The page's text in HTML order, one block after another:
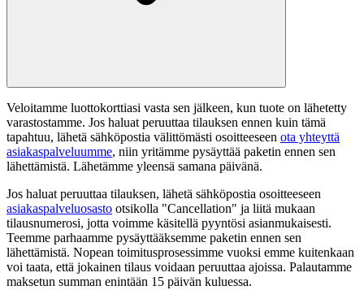
Veloitamme luottokorttiasi vasta sen jälkeen, kun tuote on lähetetty
varastostamme. Jos haluat peruuttaa tilauksen ennen kuin tämä
tapahtuu, lähetä sähköpostia välittömästi osoitteeseen ota yhteyttä
asiakaspalveluumme, niin yritämme pysäyttää paketin ennen sen
lähettämistä. Lähetämme yleensä samana päivänä.
Jos haluat peruuttaa tilauksen, lähetä sähköpostia osoitteeseen
asiakaspalveluosasto otsikolla "Cancellation" ja liitä mukaan
tilausnumerosi, jotta voimme käsitellä pyyntösi asianmukaisesti.
Teemme parhaamme pysäyttääksemme paketin ennen sen
lähettämistä. Nopean toimitusprosessimme vuoksi emme kuitenkaan
voi taata, että jokainen tilaus voidaan peruuttaa ajoissa. Palautamme
maksetun summan enintään 15 päivän kuluessa.